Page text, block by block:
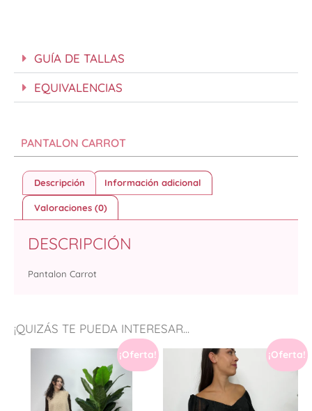
GUÍA DE TALLAS
EQUIVALENCIAS
¡QUIZÁS TE PUEDA INTERESAR...
¡Oferta! ¡Oferta!
PANTALON CARROT
Descripción Información adicional
Valoraciones (0)
DESCRIPCIÓN
Pantalon Carrot